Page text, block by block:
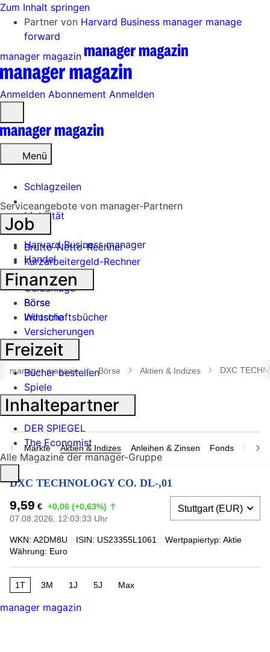
Zum Inhalt springen
Partner von Harvard Business manager manage
forward
manager magazin
Anmelden Abonnement Anmelden
öffnen
Menü
Schlagzeilen
Mobilität
Tech
Harvard Business manager
Handel
Banken
Geldanlage
Börse
Industrie
Suche
öffnen
manager magazin Börse Aktien & Indizes DXC
Märkte Aktien & Indizes Anleihen & Zinsen Fonds
DXC TECHNOLOGY CO. DL-,01
9,59 € +0,06 (+0,63%)
07.08.2026, 12:03:33 Uhr
WKN: A2DM8U ISIN: US23355L1061
Wertpapiertyp: Aktie
Währung: Euro
1T 3M 1J 5J Max
Serviceangebote von manager-Partnern
Job
Brutto-Netto-Rechner
Kurzarbeitergeld-Rechner
Finanzen
Börse
Wirtschaftsbücher
Versicherungen
Freizeit
Bücher bestellen
Spiele
Inhaltepartner
DER SPIEGEL
The Economist
Alle Magazine der manager-Gruppe
manager magazin